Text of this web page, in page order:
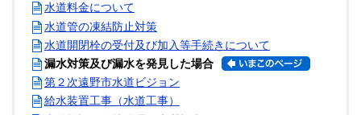
水道料金について
水道管の凍結防止対策
水道開閉栓の受付及び加入等手続きについて
漏水対策及び漏水を発見した場合
第２次遠野市水道ビジョン
給水装置工事（水道工事）